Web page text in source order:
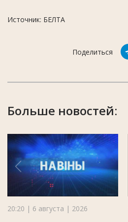
Источник: БЕЛТА
Поделиться
Больше новостей:
20:20 | 6 августа | 2026